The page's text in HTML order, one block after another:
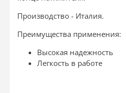
Производство - Италия.
Преимущества применения:
Высокая надежность
Легкость в работе